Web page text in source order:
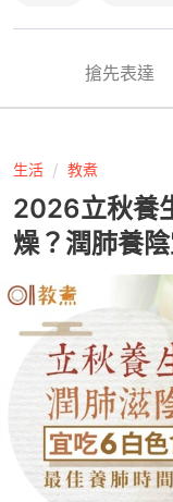
搶先表達
生活 教煮
2026立秋養
燥？潤肺養